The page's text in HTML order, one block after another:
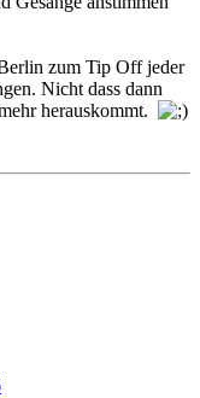
zum Tip Off jeder
Nicht dass dann
herauskommt.